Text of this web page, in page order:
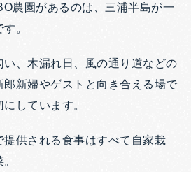
農園があるのは、三浦半島が一
。
、木漏れ日、風の通り道などの
新婦やゲストと向き合える場で
しています。
提供される食事はすべて自家栽